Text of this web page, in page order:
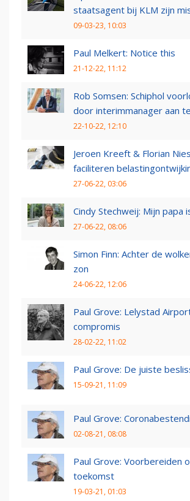
staatsagent bij KLM zijn
09-03-23, 10:03
Paul Melkert: Notice this
21-12-22, 11:12
Rob Somsen: Schiphol
door interimmanager aan
22-10-22, 12:10
Jeroen Kreeft & Florian
faciliteren
27-06-22, 03:06
Cindy Stechweij: Mijn papa
27-06-22, 08:06
Simon Finn: Achter de
zon
24-06-22, 12:06
Paul Grove: Lelystad
compromis
28-02-22, 11:02
Paul Grove: De juiste
15-09-21, 11:09
Paul Grove:
02-08-21, 08:08
Paul Grove: Voorbereiden
toekomst
19-03-21, 01:03